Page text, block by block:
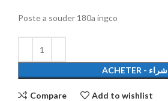
Poste a souder 180a ingco
ACHETER - شراء
Compare Add to wishlist